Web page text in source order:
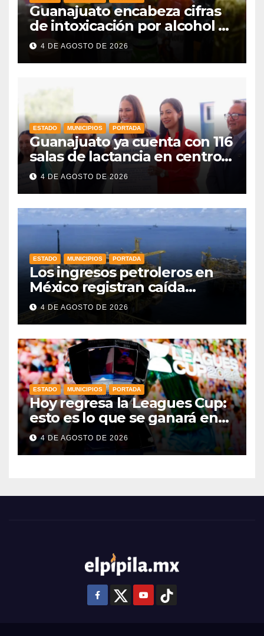
Guanajuato encabeza cifras
de intoxicación por alcohol a
nivel nacional
4 DE AGOSTO DE 2026
ESTADO MUNICIPIOS PORTADA
Guanajuato ya cuenta con 116
salas de lactancia en centros
de trabajo: Gobernadora
4 DE AGOSTO DE 2026
ESTADO MUNICIPIOS PORTADA
Los ingresos petroleros en
México registran caída
drástica en una década
4 DE AGOSTO DE 2026
ESTADO MUNICIPIOS PORTADA
Hoy regresa la Leagues Cup:
esto es lo que se ganará en
esta edición
4 DE AGOSTO DE 2026